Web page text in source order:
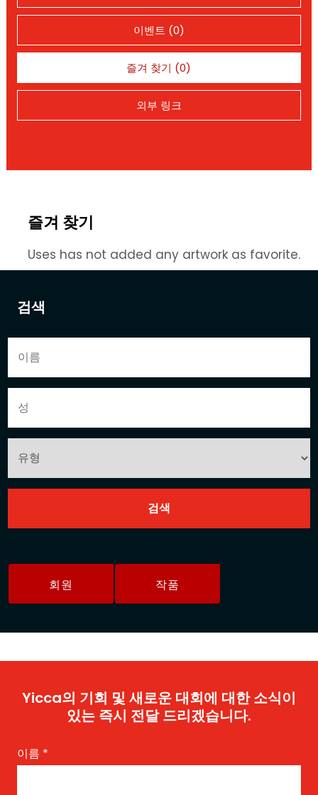
검색
회원 작품
이벤트 (0)
즐겨 찾기 (0)
외부 링크
즐겨 찾기
Uses has not added any artwork as favorite.
Yicca의 기회 및 새로운 대회에 대한 소식이
있는 즉시 전달 드리겠습니다.
이름 *